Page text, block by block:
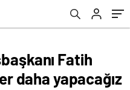
Fatih
daha yapacağız